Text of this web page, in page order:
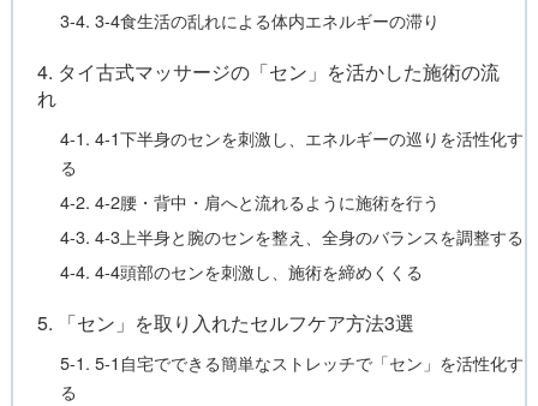
3-4. 3-4食生活の乱れによる体内エネルギーの滞り
4. タイ古式マッサージの「セン」を活かした施術の流
れ
4-1. 4-1下半身のセンを刺激し、エネルギーの巡りを活性化す
る
4-2. 4-2腰・背中・肩へと流れるように施術を行う
4-3. 4-3上半身と腕のセンを整え、全身のバランスを調整する
4-4. 4-4頭部のセンを刺激し、施術を締めくくる
5. 「セン」を取り入れたセルフケア方法3選
5-1. 5-1自宅でできる簡単なストレッチで「セン」を活性化す
る